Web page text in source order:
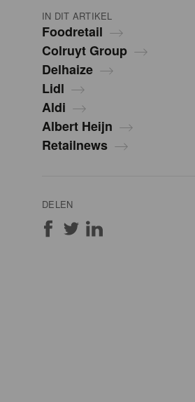
IN DIT ARTIKEL
Foodretail
Colruyt Group
Delhaize
Lidl
Aldi
Albert Heijn
Retailnews
DELEN